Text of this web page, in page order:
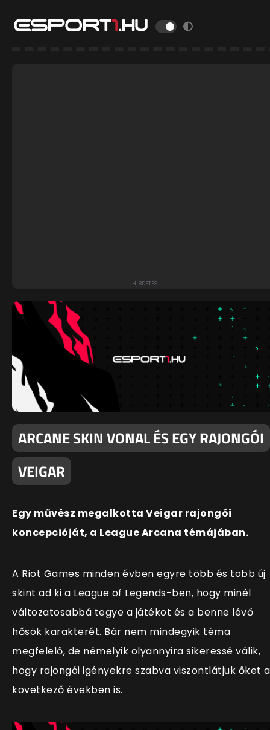
ARCANE SKIN VONAL ÉS EGY RAJONGÓI
VEIGAR
Egy művész megalkotta Veigar rajongói
koncepcióját, a League Arcana témájában.
A Riot Games minden évben egyre több és több új
skint ad ki a League of Legends-ben, hogy minél
változatosabbá tegye a játékot és a benne lévő
hősök karakterét. Bár nem mindegyik téma
megfelelő, de némelyik olyannyira sikeressé válik,
hogy rajongói igényekre szabva viszontlátjuk őket a
következő években is.